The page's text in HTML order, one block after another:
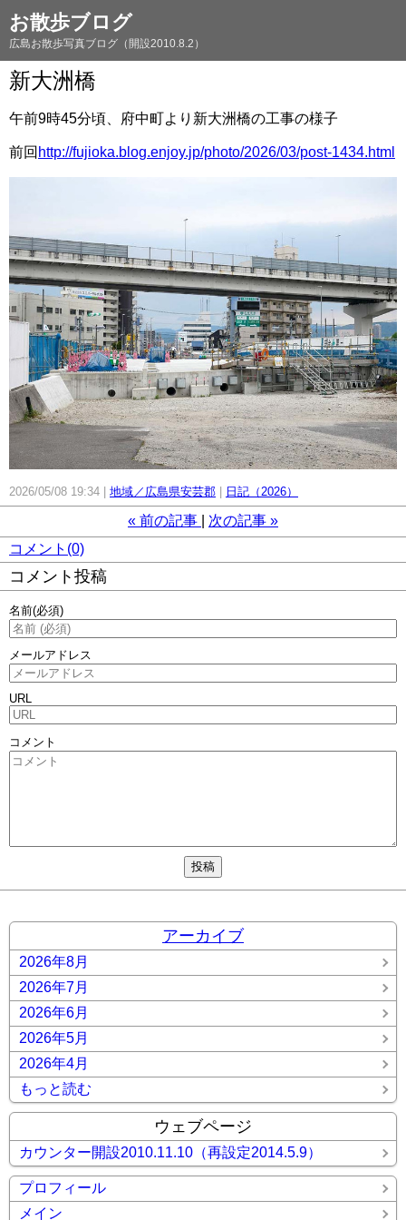
お散歩ブログ
広島お散歩写真ブログ（開設2010.8.2）
新大洲橋
午前9時45分頃、府中町より新大洲橋の工事の様子
前回 http://fujioka.blog.enjoy.jp/photo/2026/03/post-1434.html
2026/05/08 19:34 地域／広島県安芸郡 日記（2026）
« 前の記事 次の記事 »
コメント(0)
コメント投稿
名前(必須)
メールアドレス
URL
コメント
アーカイブ
2026年8月
2026年7月
2026年6月
2026年5月
2026年4月
もっと読む
ウェブページ
カウンター開設2010.11.10（再設定2014.5.9）
プロフィール
メイン